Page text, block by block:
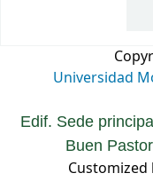
Universidad
Edif. Sede
Buen